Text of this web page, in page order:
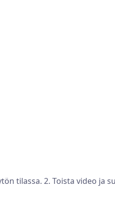
tilassa. 2. Toista video ja